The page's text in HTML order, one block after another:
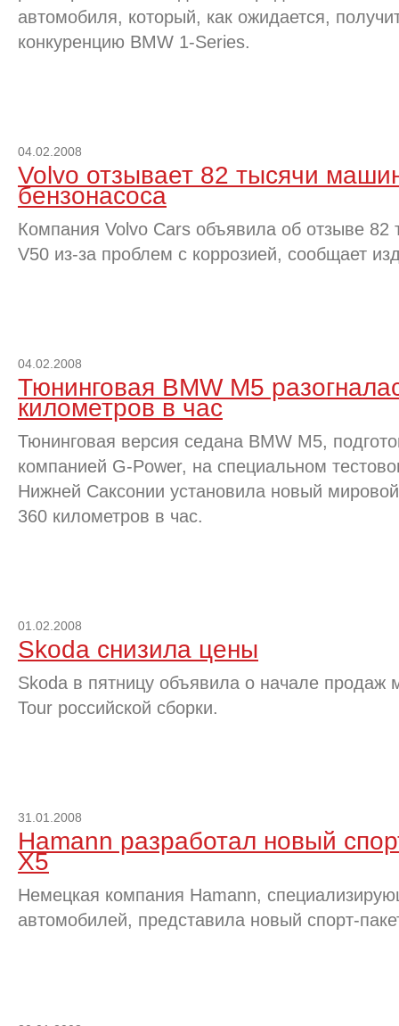
автомобиля, который, как ожидается,
конкуренцию BMW 1-Series.
04.02.2008
Volvo отзывает 82 тысячи
бензонасоса
Компания Volvo Cars объявила об отзыве 82
V50 из-за проблем с коррозией, сообщает
04.02.2008
Тюнинговая BMW M5
километров в час
Тюнинговая версия седана BMW M5,
компанией G-Power, на специальном
Нижней Саксонии установила новый
360 километров в час.
01.02.2008
Skoda снизила цены
Skoda в пятницу объявила о начале продаж
Tour российской сборки.
31.01.2008
Hamann разработал новый
X5
Немецкая компания Hamann,
автомобилей, представила новый спорт-